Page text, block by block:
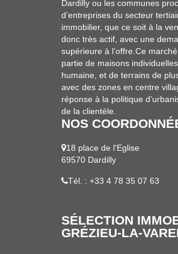
Dardilly ou les communes
d’entreprises du secteur
immobilier, que ce soit à la
donc très actif, avec une
supérieure à l’offre.Ce
partie de maisons
humaine, et de terrains de
avec des zones en centre
réponse à la politique
de la clientèle.
NOS
18 place de l'Eglise
69570 Dardilly
Tél. : +33 4 78 35 07 63
SÉLECTION
GRÉZIEU-LA-